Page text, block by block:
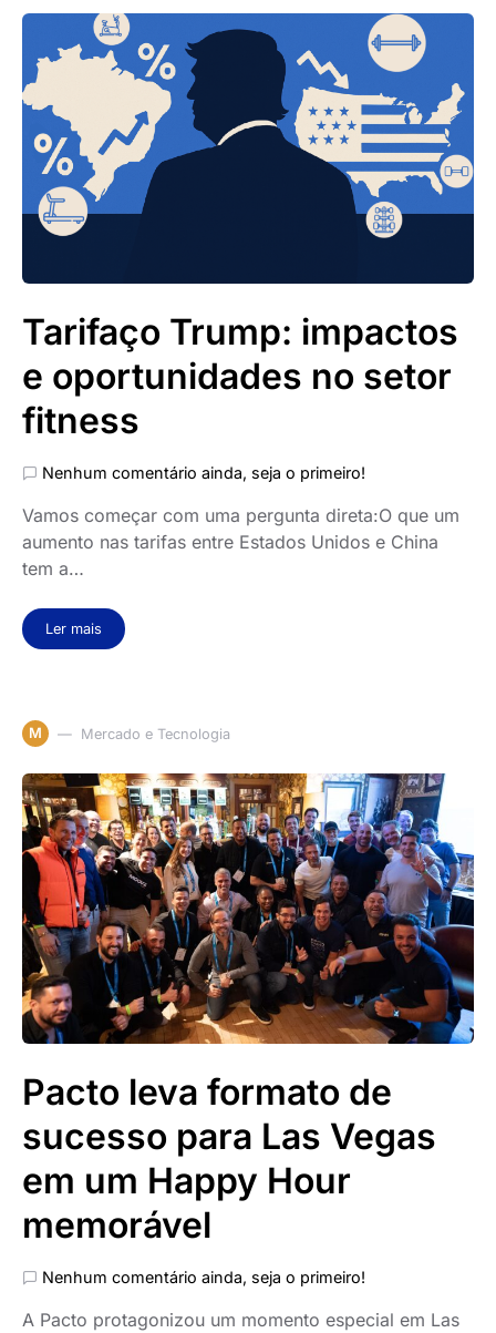
Tarifaço Trump: impactos
e oportunidades no setor
fitness
Nenhum comentário ainda, seja o primeiro!
Vamos começar com uma pergunta direta:O que um
aumento nas tarifas entre Estados Unidos e China
tem a…
Ler mais
M Mercado e Tecnologia
Pacto leva formato de
sucesso para Las Vegas
em um Happy Hour
memorável
Nenhum comentário ainda, seja o primeiro!
A Pacto protagonizou um momento especial em Las